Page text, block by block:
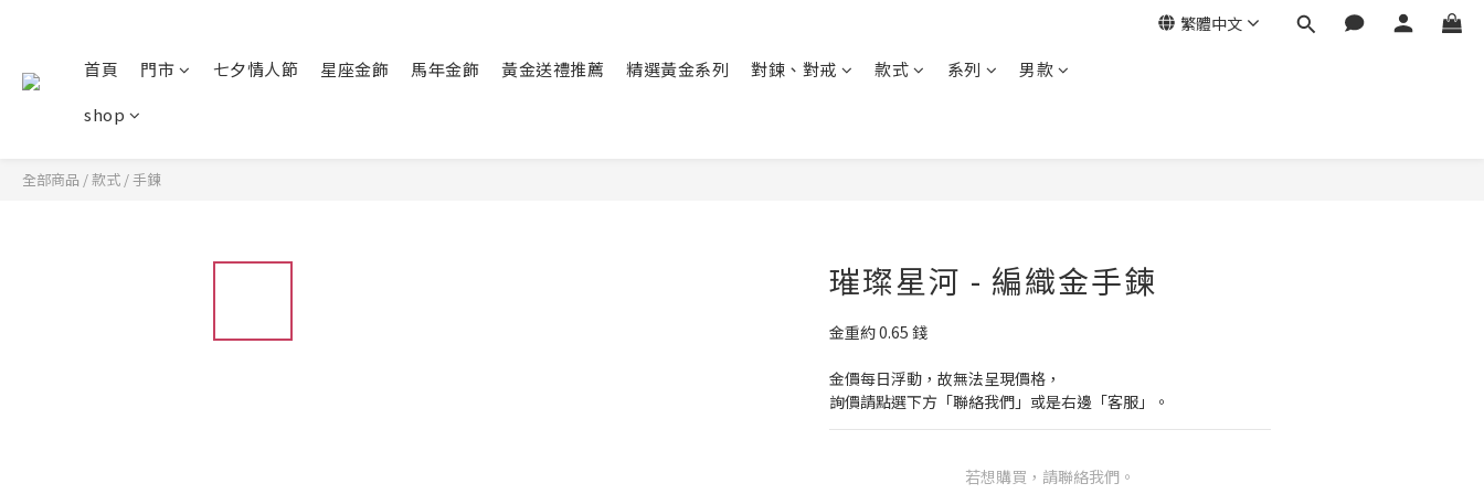
繁體中文
首頁 門市 七夕情人節 星座金飾 馬年金飾 黃金送禮推薦 精選黃金系列 對鍊、對戒 款式 系列
男款
shop
全部商品 /款式 /手鍊
璀璨星河 - 編織金手鍊
金重約 0.65 錢
金價每日浮動，故無法呈現價格，
詢價請點選下方「聯絡我們」或是右邊「客服」。
若想購買，請聯絡我們。